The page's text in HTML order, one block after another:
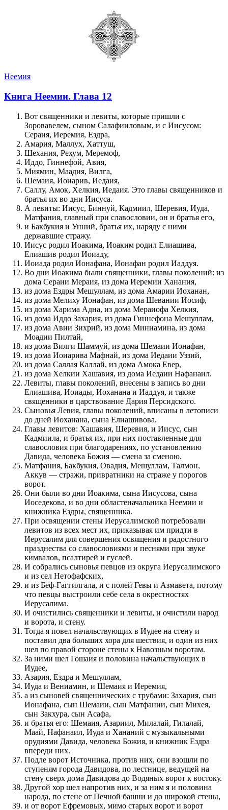
Неемия
Книга Неемии. Глава 12
Вот священники и левиты, которые пришли с
Зоровавелем, сыном Салафииловым, и с Иисусом:
Сераия, Иеремия, Ездра,
Амария, Маллух, Хаттуш,
Шехания, Рехум, Меремоф,
Иддо, Гиннефой, Авия,
Миямин, Маадия, Вилга,
Шемаия, Иоиарив, Иедаия,
Саллу, Амок, Хелкия, Иедаия. Это главы священников и
братья их во дни Иисуса.
А левиты: Иисус, Биннуй, Кадмиил, Шеревия, Иуда,
Матфания, главный при славословии, он и братья его,
и Бакбукия и Унний, братья их, наряду с ними
державшие стражу.
Иисус родил Иоакима, Иоаким родил Елиашива,
Елиашив родил Иоиаду,
Иоиада родил Ионафана, Ионафан родил Иаддуя.
Во дни Иоакима были священники, главы поколений: из
дома Сераии Мераия, из дома Иеремии Ханания,
из дома Ездры Мешуллам, из дома Амарии Иоханан,
из дома Мелиху Ионафан, из дома Шевании Иосиф,
из дома Харима Адна, из дома Мераиофа Хелкия,
из дома Иддо Захария, из дома Гиннефона Мешуллам,
из дома Авии Зихрий, из дома Миниамина, из дома
Моадии Пилтай,
из дома Вилги Шаммуй, из дома Шемаии Ионафан,
из дома Иоиарива Мафнай, из дома Иедаии Уззий,
из дома Саллая Каллай, из дома Амока Евер,
из дома Хелкии Хашавия, из дома Иедаии Нафанаил.
Левиты, главы поколений, внесены в запись во дни
Елиашива, Иоиады, Иоханана и Иаддуя, и также
священники в царствование Дария Персидского.
Сыновья Левия, главы поколений, вписаны в летописи
до дней Иоханана, сына Елиашивова.
Главы левитов: Хашавия, Шеревия, и Иисус, сын
Кадмиила, и братья их, при них поставленные для
славословия при благодарениях, по установлению
Давида, человека Божия — смена за сменою.
Матфания, Бакбукия, Овадия, Мешуллам, Талмон,
Аккув — стражи, привратники на страже у порогов
ворот.
Они были во дни Иоакима, сына Иисусова, сына
Иоседекова, и во дни областеначальника Неемии и
книжника Ездры, священника.
При освящении стены Иерусалимской потребовали
левитов из всех мест их, приказывая им придти в
Иерусалим для совершения освящения и радостного
празднества со славословиями и песнями при звуке
кимвалов, псалтирей и гуслей.
И собрались сыновья певцов из округа Иерусалимского
и из сел Нетофафских,
и из Беф-Гаггилгала, и с полей Гевы и Азмавета, потому
что певцы выстроили себе села в окрестностях
Иерусалима.
И очистились священники и левиты, и очистили народ
и ворота, и стену.
Тогда я повел начальствующих в Иудее на стену и
поставил два больших хора для шествия, и один из них
шел по правой стороне стены к Навозным воротам.
За ними шел Гошаия и половина начальствующих в
Иудее,
Азария, Ездра и Мешуллам,
Иуда и Вениамин, и Шемаия и Иеремия,
а из сыновей священнических с трубами: Захария, сын
Ионафана, сын Шемаии, сын Матфании, сын Михея,
сын Закхура, сын Асафа,
и братья его: Шемаия, Азариил, Милалай, Гилалай,
Маай, Нафанаил, Иуда и Хананий с музыкальными
орудиями Давида, человека Божия, и книжник Ездра
впереди них.
Подле ворот Источника, против них, они взошли по
ступеням города Давидова, по лестнице, ведущей на
стену сверх дома Давидова до Водяных ворот к востоку.
Другой хор шел напротив них, и за ним я и половина
народа, по стене от Печной башни и до широкой стены,
и от ворот Ефремовых, мимо старых ворот и ворот